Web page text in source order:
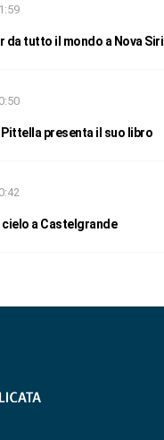
da tutto il mondo a Nova Siri
Pittella presenta il suo libro
a Castelgrande